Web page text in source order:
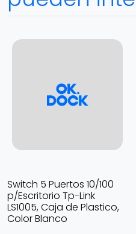
Switch 5 Puertos 10/100
p/Escritorio Tp-Link
LS1005, Caja de Plastico,
Color Blanco